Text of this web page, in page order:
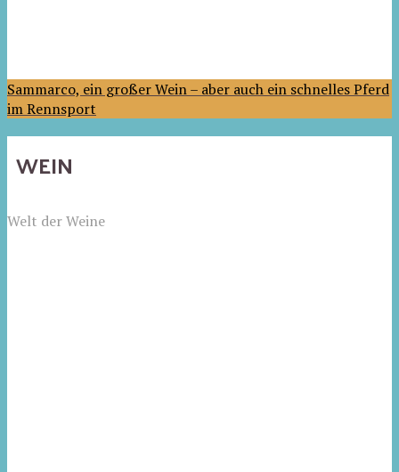
Sammarco, ein großer Wein – aber auch ein schnelles Pferd
im Rennsport
WEIN
Welt der Weine